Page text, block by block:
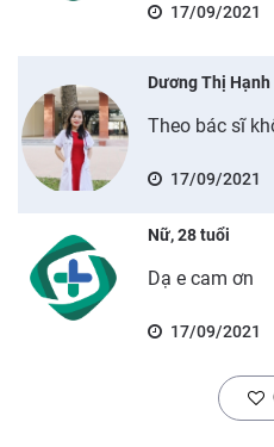
17/09/2021
Dương Thị Hạnh
Theo bác sĩ
17/09/2021
Nữ, 28 tuổi
Dạ e cam ơn
17/09/2021